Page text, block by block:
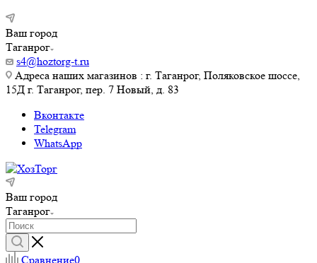
Ваш город
Таганрог
s4@hoztorg-t.ru
Адреса наших магазинов : г. Таганрог, Поляковское шоссе,
15Д г. Таганрог, пер. 7 Новый, д. 83
Вконтакте
Telegram
WhatsApp
Ваш город
Таганрог
Сравнение0